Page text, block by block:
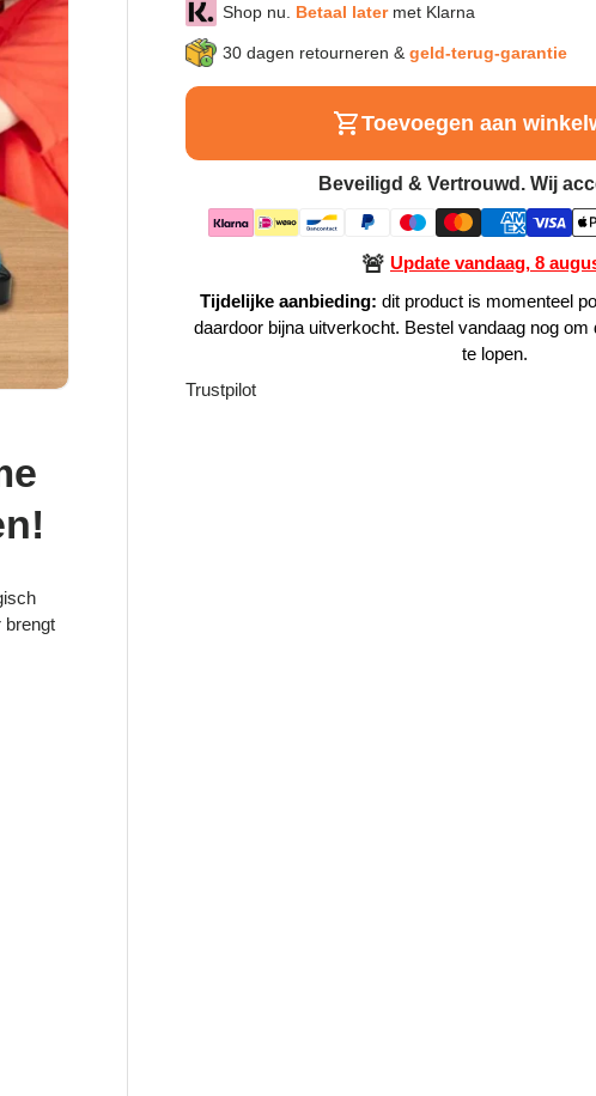
Shop nu. Betaal latermet Klarna
30 dagen retourneren & geld-terug-garantie
Toevoegen aan
Beveiligd & Vertrouwd. Wij
🚨 Update vandaag, 8
Tijdelijke aanbieding: dit product is momenteel
daardoor bijna uitverkocht. Bestel vandaag nog om
te lopen.
Trustpilot
brengt